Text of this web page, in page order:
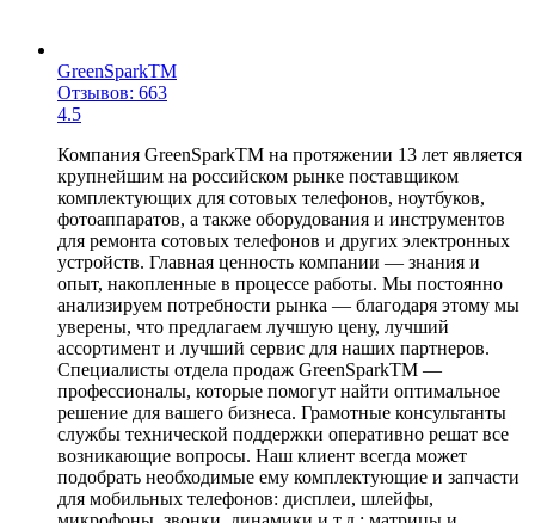
GreenSparkTM
Отзывов: 663
4.5
Компания GreenSparkTM на протяжении 13 лет является
крупнейшим на российском рынке поставщиком
комплектующих для сотовых телефонов, ноутбуков,
фотоаппаратов, а также оборудования и инструментов
для ремонта сотовых телефонов и других электронных
устройств. Главная ценность компании — знания и
опыт, накопленные в процессе работы. Мы постоянно
анализируем потребности рынка — благодаря этому мы
уверены, что предлагаем лучшую цену, лучший
ассортимент и лучший сервис для наших партнеров.
Специалисты отдела продаж GreenSparkTM —
профессионалы, которые помогут найти оптимальное
решение для вашего бизнеса. Грамотные консультанты
службы технической поддержки оперативно решат все
возникающие вопросы. Наш клиент всегда может
подобрать необходимые ему комплектующие и запчасти
для мобильных телефонов: дисплеи, шлейфы,